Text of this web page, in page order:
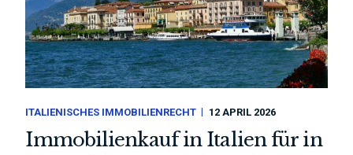
ITALIENISCHES IMMOBILIENRECHT 12 APRIL 2026
Immobilienkauf in Italien für in